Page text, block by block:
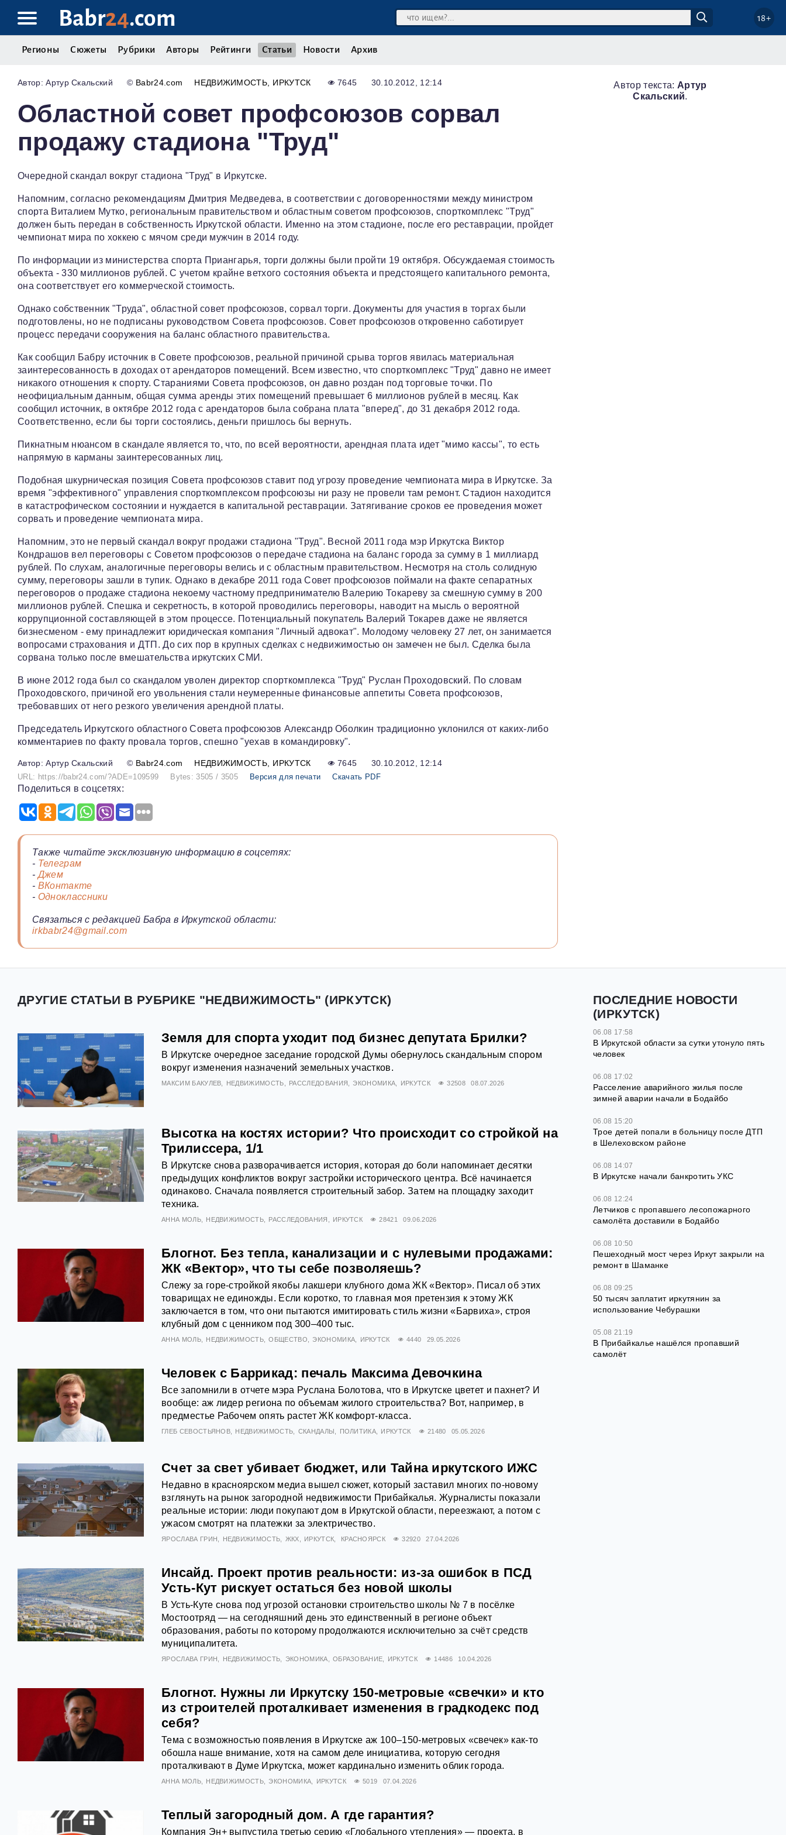
Babr24.com 18+
Регионы Сюжеты Рубрики Авторы Рейтинги Статьи Новости Архив
Артур Скальский © Babr24.com НЕДВИЖИМОСТЬ ИРКУТСК 7645 30.10.2012, 12:14
Областной совет профсоюзов сорвал
продажу стадиона "Труд"
Очередной скандал вокруг стадиона "Труд" в Иркутске.
Напомним, согласно рекомендациям Дмитрия Медведева, в соответствии с договоренностями между министром
спорта Виталием Мутко, региональным правительством и областным советом профсоюзов, спорткомплекс "Труд"
должен быть передан в собственность Иркутской области. Именно на этом стадионе, после его реставрации, пройдет
чемпионат мира по хоккею с мячом среди мужчин в 2014 году.
По информации из министерства спорта Приангарья, торги должны были пройти 19 октября. Обсуждаемая стоимость
объекта - 330 миллионов рублей. С учетом крайне ветхого состояния объекта и предстоящего капитального ремонта,
она соответствует его коммерческой стоимость.
Однако собственник "Труда", областной совет профсоюзов, сорвал торги. Документы для участия в торгах были
подготовлены, но не подписаны руководством Совета профсоюзов. Совет профсоюзов откровенно саботирует
процесс передачи сооружения на баланс областного правительства.
Как сообщил Бабру источник в Совете профсоюзов, реальной причиной срыва торгов явилась материальная
заинтересованность в доходах от арендаторов помещений. Всем известно, что спорткомплекс "Труд" давно не имеет
никакого отношения к спорту. Стараниями Совета профсоюзов, он давно роздан под торговые точки. По
неофициальным данным, общая сумма аренды этих помещений превышает 6 миллионов рублей в месяц. Как
сообщил источник, в октябре 2012 года с арендаторов была собрана плата "вперед", до 31 декабря 2012 года.
Соответственно, если бы торги состоялись, деньги пришлось бы вернуть.
Пикнатным нюансом в скандале является то, что, по всей вероятности, арендная плата идет "мимо кассы", то есть
напрямую в карманы заинтересованных лиц.
Подобная шкурническая позиция Совета профсоюзов ставит под угрозу проведение чемпионата мира в Иркутске. За
время "эффективного" управления спорткомплексом профсоюзы ни разу не провели там ремонт. Стадион находится
в катастрофическом состоянии и нуждается в капитальной реставрации. Затягивание сроков ее проведения может
сорвать и проведение чемпионата мира.
Напомним, это не первый скандал вокруг продажи стадиона "Труд". Весной 2011 года мэр Иркутска Виктор
Кондрашов вел переговоры с Советом профсоюзов о передаче стадиона на баланс города за сумму в 1 миллиард
рублей. По слухам, аналогичные переговоры велись и с областным правительством. Несмотря на столь солидную
сумму, переговоры зашли в тупик. Однако в декабре 2011 года Совет профсоюзов поймали на факте сепаратных
переговоров о продаже стадиона некоему частному предпринимателю Валерию Токареву за смешную сумму в 200
миллионов рублей. Спешка и секретность, в которой проводились переговоры, наводит на мысль о вероятной
коррупционной составляющей в этом процессе. Потенциальный покупатель Валерий Токарев даже не является
бизнесменом - ему принадлежит юридическая компания "Личный адвокат". Молодому человеку 27 лет, он занимается
вопросами страхования и ДТП. До сих пор в крупных сделках с недвижимостью он замечен не был. Сделка была
сорвана только после вмешательства иркутских СМИ.
В июне 2012 года был со скандалом уволен директор спорткомплекса "Труд" Руслан Проходовский. По словам
Проходовского, причиной его увольнения стали неумеренные финансовые аппетиты Совета профсоюзов,
требовавших от него резкого увеличения арендной платы.
Председатель Иркутского областного Совета профсоюзов Александр Оболкин традиционно уклонился от каких-либо
комментариев по факту провала торгов, спешно "уехав в командировку".
Артур Скальский © Babr24.com НЕДВИЖИМОСТЬ ИРКУТСК 7645 30.10.2012, 12:14
URL: https://babr24.com/?ADE=109599 Bytes: 3505 / 3505 Версия для печати Скачать PDF
Поделиться в соцсетях:
Также читайте эксклюзивную информацию в соцсетях:
- Телеграм
-Джем
- ВКонтакте
- Одноклассники
Связаться с редакцией Бабра в Иркутской области:
irkbabr24@gmail.com
Автор текста: Артур
Скальский.
ДРУГИЕ СТАТЬИ В РУБРИКЕ "НЕДВИЖИМОСТЬ" (ИРКУТСК)
Земля для спорта уходит под бизнес депутата Брилки?
В Иркутске очередное заседание городской Думы обернулось скандальным спором
вокруг изменения назначений земельных участков.
МАКСИМ БАКУЛЕВ НЕДВИЖИМОСТЬ РАССЛЕДОВАНИЯ ЭКОНОМИКА ИРКУТСК 32508 08.07.2026
Высотка на костях истории? Что происходит со стройкой на
Трилиссера, 1/1
В Иркутске снова разворачивается история, которая до боли напоминает десятки
предыдущих конфликтов вокруг застройки исторического центра. Всё начинается
одинаково. Сначала появляется строительный забор. Затем на площадку заходит
техника.
АННА МОЛЬ НЕДВИЖИМОСТЬ РАССЛЕДОВАНИЯ ИРКУТСК 28421 09.06.2026
Блогнот. Без тепла, канализации и с нулевыми продажами:
ЖК «Вектор», что ты себе позволяешь?
Слежу за горе-стройкой якобы лакшери клубного дома ЖК «Вектор». Писал об этих
товарищах не единожды. Если коротко, то главная моя претензия к этому ЖК
заключается в том, что они пытаются имитировать стиль жизни «Барвиха», строя
клубный дом с ценником под 300–400 тыс.
АННА МОЛЬ НЕДВИЖИМОСТЬ ОБЩЕСТВО ЭКОНОМИКА ИРКУТСК 4440 29.05.2026
Человек с Баррикад: печаль Максима Девочкина
Все запомнили в отчете мэра Руслана Болотова, что в Иркутске цветет и пахнет? И
вообще: аж лидер региона по объемам жилого строительства? Вот, например, в
предместье Рабочем опять растет ЖК комфорт-класса.
ГЛЕБ СЕВОСТЬЯНОВ НЕДВИЖИМОСТЬ СКАНДАЛЫ ПОЛИТИКА ИРКУТСК 21480 05.05.2026
Счет за свет убивает бюджет, или Тайна иркутского ИЖС
Недавно в красноярском медиа вышел сюжет, который заставил многих по-новому
взглянуть на рынок загородной недвижимости Прибайкалья. Журналисты показали
реальные истории: люди покупают дом в Иркутской области, переезжают, а потом с
ужасом смотрят на платежки за электричество.
ЯРОСЛАВА ГРИН НЕДВИЖИМОСТЬ ЖКХ ИРКУТСК КРАСНОЯРСК 32920 27.04.2026
Инсайд. Проект против реальности: из-за ошибок в ПСД
Усть-Кут рискует остаться без новой школы
В Усть-Куте снова под угрозой остановки строительство школы № 7 в посёлке
Мостоотряд — на сегодняшний день это единственный в регионе объект
образования, работы по которому продолжаются исключительно за счёт средств
муниципалитета.
ЯРОСЛАВА ГРИН НЕДВИЖИМОСТЬ ЭКОНОМИКА ОБРАЗОВАНИЕ ИРКУТСК 14486 10.04.2026
Блогнот. Нужны ли Иркутску 150-метровые «свечки» и кто
из строителей проталкивает изменения в градкодекс под
себя?
Тема с возможностью появления в Иркутске аж 100–150-метровых «свечек» как-то
обошла наше внимание, хотя на самом деле инициатива, которую сегодня
проталкивают в Думе Иркутска, может кардинально изменить облик города.
АННА МОЛЬ НЕДВИЖИМОСТЬ ЭКОНОМИКА ИРКУТСК 5019 07.04.2026
Теплый загородный дом. А где гарантия?
Компания Эн+ выпустила третью серию «Глобального утепления» — проекта, в
ПОСЛЕДНИЕ НОВОСТИ
(ИРКУТСК)
06.08 17:58
В Иркутской области за сутки утонуло пять
человек
06.08 17:02
Расселение аварийного жилья после
зимней аварии начали в Бодайбо
06.08 15:20
Трое детей попали в больницу после ДТП
в Шелеховском районе
06.08 14:07
В Иркутске начали банкротить УКС
06.08 12:24
Летчиков с пропавшего лесопожарного
самолёта доставили в Бодайбо
06.08 10:50
Пешеходный мост через Иркут закрыли на
ремонт в Шаманке
06.08 09:25
50 тысяч заплатит иркутянин за
использование Чебурашки
05.08 21:19
В Прибайкалье нашёлся пропавший
самолёт